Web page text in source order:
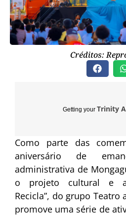
Créditos:
Getting your Trinity
Como parte das
aniversário de
administrativa de
o projeto cultural e
Recicla”, do grupo Teatro
promove uma série de